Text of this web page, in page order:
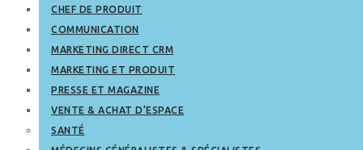
CHEF DE PRODUIT
COMMUNICATION
MARKETING DIRECT CRM
MARKETING ET PRODUIT
PRESSE ET MAGAZINE
VENTE & ACHAT D’ESPACE
SANTÉ